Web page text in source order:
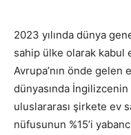
2023 yılında dünya
sahip ülke olarak kabul
Avrupa’nın önde
dünyasında İngilizcenin
uluslararası şirkete ev
nüfusunun %15’i